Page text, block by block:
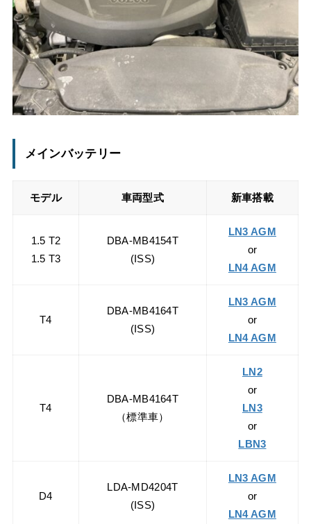
メインバッテリー
モデル 車両型式 新車搭載
1.5 T2
1.5 T3
DBA-MB4154T
(ISS)
LN3 AGM
or
LN4 AGM
T4
DBA-MB4164T
(ISS)
LN3 AGM
or
LN4 AGM
T4
DBA-MB4164T
（標準車）
LN2
or
LN3
or
LBN3
D4
LDA-MD4204T
(ISS)
LN3 AGM
or
LN4 AGM